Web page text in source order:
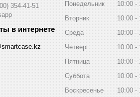
354-41-51
Понедельник 10:00
Вторник
10:00
Среда
10:00
Четверг
10:00
Пятница
10:00
Суббота
10:00
Воскресенье
10:00